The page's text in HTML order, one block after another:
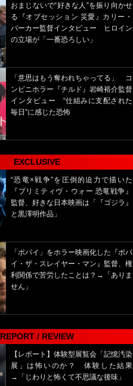
おまじないで“好きな人”を振り向かせ
る『オブセッション 災愛』カリー・
バーカー監督インタビュー ヒロイン
の立場が「一番恐ろしい」
「意思はもう奪われちゃってる」 コ
ンビニホラー『チルド』岩崎裕介監督
インタビュー “仕組みに支配された
毎日”に感じた恐怖
EXCLUSIVE
“恐竜×戦争”を圧倒的迫力で描いた
『プリミティヴ・ウォー 恐竜戦争』
監督、好きな日本映画は「『ゴジラ』
と黒澤明作品」
「ポパイ」をホラー映画化した『ポパ
イ・ザ・スレイヤー・マン』監督、権
利関係で苦労したことは？→「ありま
せん」
REPORT / REVIEW
【レポート】体験型展覧会「記憶汚染
展」は怖いのか？ 体験した結果
→「じわりと怖くて不思議な後味」